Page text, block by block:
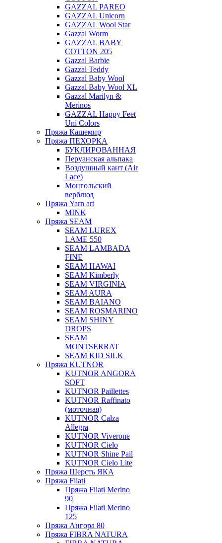
GAZZAL PAREO
GAZZAL Unicorn
GAZZAL Wool Star
Gazzal Worm
GAZZAL BABY
COTTON 205
Gazzal Barbie
Gazzal Teddy
Gazzal Baby Wool
Gazzal Baby Wool XL
Gazzal Marilyn &
Merinos
GAZZAL Happy Feet
Uni Colors
Пряжа Кашемир
Пряжа ПЕХОРКА
БУКЛИРОВАННАЯ
Перуанская альпака
Воздушный кант (Air
Lace)
Монгольский
верблюд
Пряжа Yarn art
MINK
Пряжа SEAM
SEAM LUREX
LAME 550
SEAM LAMBADA
FINE
SEAM HAWAI
SEAM Kimberly
SEAM VIRGINIA
SEAM AURA
SEAM BAIANO
SEAM ROSMARINO
SEAM SHINY
DROPS
SEAM
MONTSERRAT
SEAM KID SILK
Пряжа KUTNOR
KUTNOR ANGORA
SOFT
KUTNOR Paillettes
KUTNOR Raffinato
(моточная)
KUTNOR Calza
Allegra
KUTNOR Viverone
KUTNOR Cielo
KUTNOR Shine Pail
KUTNOR Cielo Lite
Пряжа Шерсть ЯКА
Пряжа Filati
Пряжа Filati Merino
90
Пряжа Filati Merino
125
Пряжа Ангора 80
Пряжа FIBRA NATURA